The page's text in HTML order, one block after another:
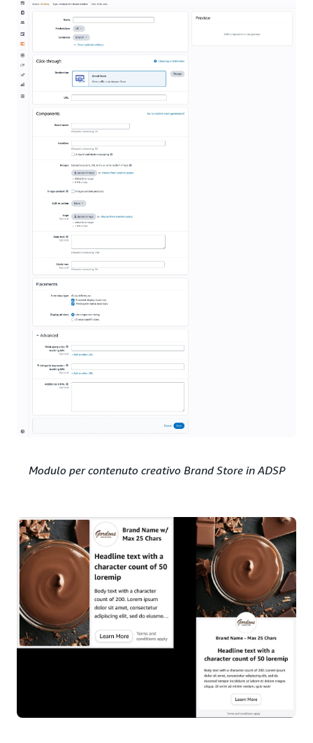
Modulo per contenuto creativo Brand Store in ADSP